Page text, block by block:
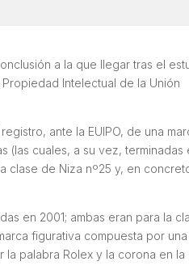
a la que llegar tras el
Intelectual de la Unión
ante la EUIPO, de una
(las cuales, a su vez, terminadas
clase de Niza nº25 y, en
en 2001; ambas eran para la
figurativa compuesta por una
la palabra Rolex y la corona en la